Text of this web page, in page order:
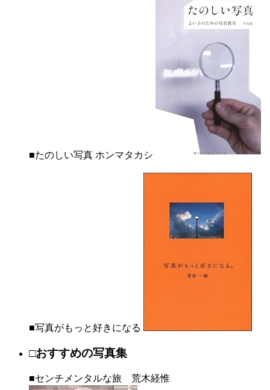
■たのしい写真 ホンマタカシ
■写真がもっと好きになる
□おすすめの写真集
■センチメンタルな旅 荒木経惟